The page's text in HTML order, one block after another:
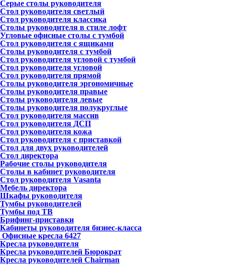
Серые столы руководителя
Стол руководителя светлый
Стол руководителя классика
Столы руководителя в стиле лофт
Угловые офисные столы с тумбой
Стол руководителя с ящиками
Столы руководителя с тумбой
Стол руководителя угловой с тумбой
Стол руководителя угловой
Стол руководителя прямой
Столы руководителя эргономичные
Столы руководителя правые
Столы руководителя левые
Столы руководителя полукруглые
Стол руководителя массив
Стол руководителя ДСП
Стол руководителя кожа
Стол руководителя с приставкой
Стол для двух руководителей
Стол директора
Рабочие столы руководителя
Столы в кабинет руководителя
Стол руководителя Vasanta
Мебель директора
Шкафы руководителя
Тумбы руководителей
Тумбы под ТВ
Брифинг-приставки
Кабинеты руководителя бизнес-класса
Офисные кресла 6427
Кресла руководителя
Кресла руководителей Бюрократ
Кресла руководителей Chairman